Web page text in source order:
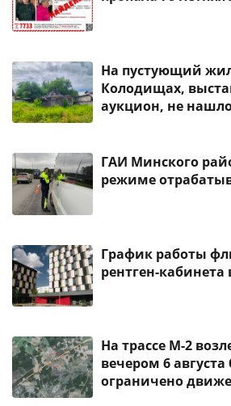
На пустующий
Колодищах,
аукцион, не
ГАИ Минского
режиме
График работы
рентген-
На трассе М-2
вечером 6 августа
ограничено